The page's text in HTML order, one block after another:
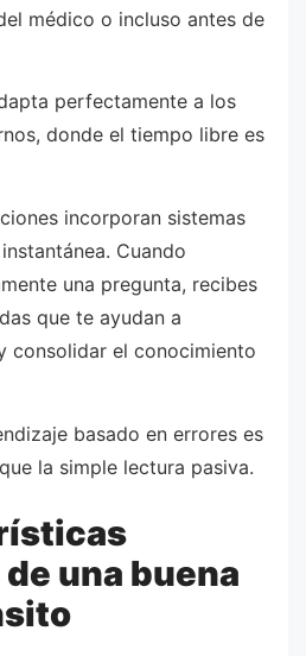
médico o incluso antes de
perfectamente a los
donde el tiempo libre es
incorporan sistemas
Cuando
una pregunta, recibes
que te ayudan a
consolidar el conocimiento
basado en errores es
la simple lectura pasiva.
una buena